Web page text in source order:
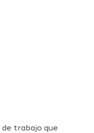
trabajo que